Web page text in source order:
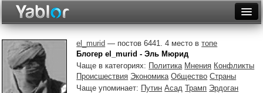
Неделя
Месяц
el_murid — постов 6441. 4 место втопе
Блогер el_murid - Эль Мюрид
Чаще в категориях: Политика Мнения Конфликты
Происшествия Экономика Общество Страны
Чаще упоминает: Путин Асад Трамп Эрдоган